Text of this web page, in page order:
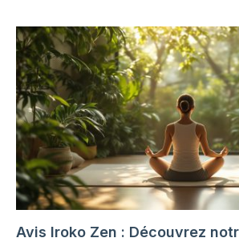
Avis Iroko Zen : Découvrez